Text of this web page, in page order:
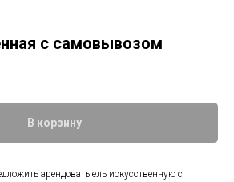
с самовывозом
В корзину
арендовать ель искусственную с